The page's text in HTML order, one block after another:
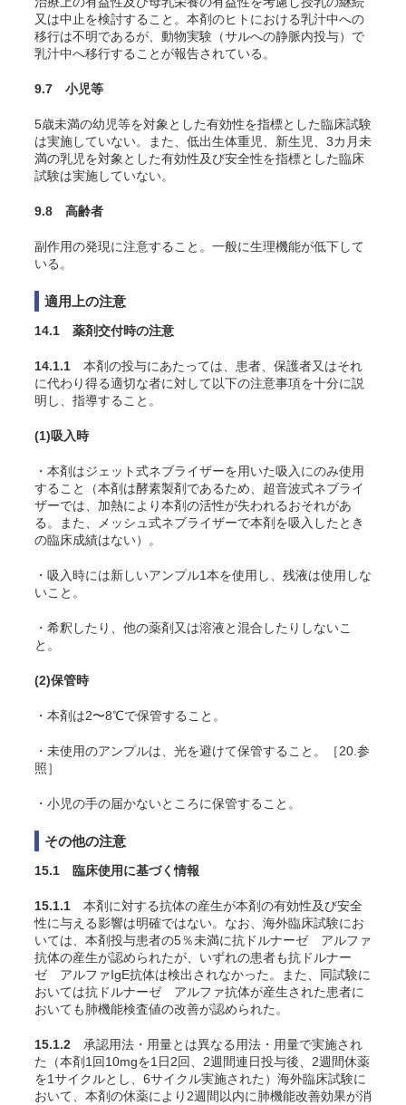
又は中止を検討すること。本剤のヒトにおける乳汁中への
移行は不明であるが、動物実験（サルへの静脈内投与）で
乳汁中へ移行することが報告されている。
9.7 小児等
5歳未満の幼児等を対象とした有効性を指標とした臨床試験
は実施していない。また、低出生体重児、新生児、3カ月未
満の乳児を対象とした有効性及び安全性を指標とした臨床
試験は実施していない。
9.8 高齢者
副作用の発現に注意すること。一般に生理機能が低下して
いる。
適用上の注意
14.1 薬剤交付時の注意
14.1.1 本剤の投与にあたっては、患者、保護者又はそれ
に代わり得る適切な者に対して以下の注意事項を十分に説
明し、指導すること。
(1)吸入時
・本剤はジェット式ネブライザーを用いた吸入にのみ使用
すること（本剤は酵素製剤であるため、超音波式ネブライ
ザーでは、加熱により本剤の活性が失われるおそれがあ
る。また、メッシュ式ネブライザーで本剤を吸入したとき
の臨床成績はない）。
・吸入時には新しいアンプル1本を使用し、残液は使用しな
いこと。
・希釈したり、他の薬剤又は溶液と混合したりしないこ
と。
(2)保管時
・本剤は2〜8℃で保管すること。
・未使用のアンプルは、光を避けて保管すること。［20.参
照］
・小児の手の届かないところに保管すること。
その他の注意
15.1 臨床使用に基づく情報
15.1.1 本剤に対する抗体の産生が本剤の有効性及び安全
性に与える影響は明確ではない。なお、海外臨床試験にお
いては、本剤投与患者の5％未満に抗ドルナーゼ アルファ
抗体の産生が認められたが、いずれの患者も抗ドルナー
ゼ アルファIgE抗体は検出されなかった。また、同試験に
おいては抗ドルナーゼ アルファ抗体が産生された患者に
おいても肺機能検査値の改善が認められた。
15.1.2 承認用法・用量とは異なる用法・用量で実施され
た（本剤1回10mgを1日2回、2週間連日投与後、2週間休薬
を1サイクルとし、6サイクル実施された）海外臨床試験に
おいて、本剤の休薬により2週間以内に肺機能改善効果が消